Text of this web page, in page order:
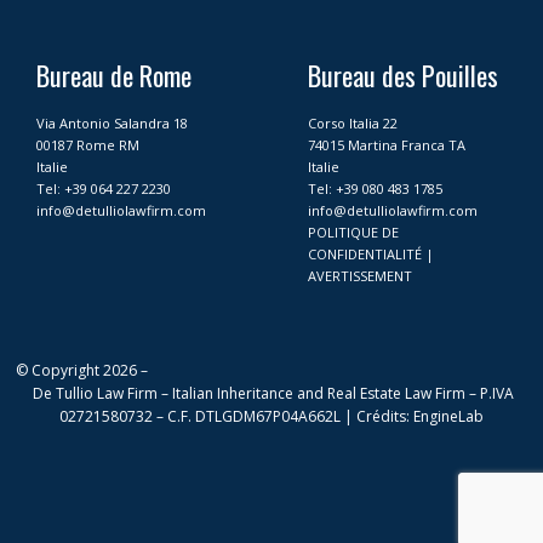
o
o
d b
e
Bureau de Rome
Via Antonio Salandra 18
00187 Rome RM
Italie
Tel: +39 064 227 2230
info@detulliolawfirm.com
Bureau des Pouilles
Corso Italia 22
74015 Martina Franca TA
Italie
Tel: +39 080 483 1785
info@detulliolawfirm.com
POLITIQUE DE
CONFIDENTIALITÉ |
AVERTISSEMENT
© Copyright 2026 –
De Tullio Law Firm – Italian Inheritance and Real Estate Law Firm – P.IVA
02721580732 – C.F. DTLGDM67P04A662L | Crédits: EngineLab